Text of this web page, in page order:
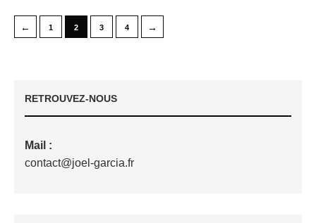
← 1 2 3 4 →
RETROUVEZ-NOUS
Mail :
contact@joel-garcia.fr